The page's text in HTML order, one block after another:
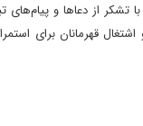
با تشکر از دعاها و
قهرمانان برای